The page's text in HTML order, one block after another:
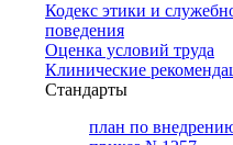
Кодекс этики и
поведения
Оценка условий труда
Клинические
Cтандарты
план по